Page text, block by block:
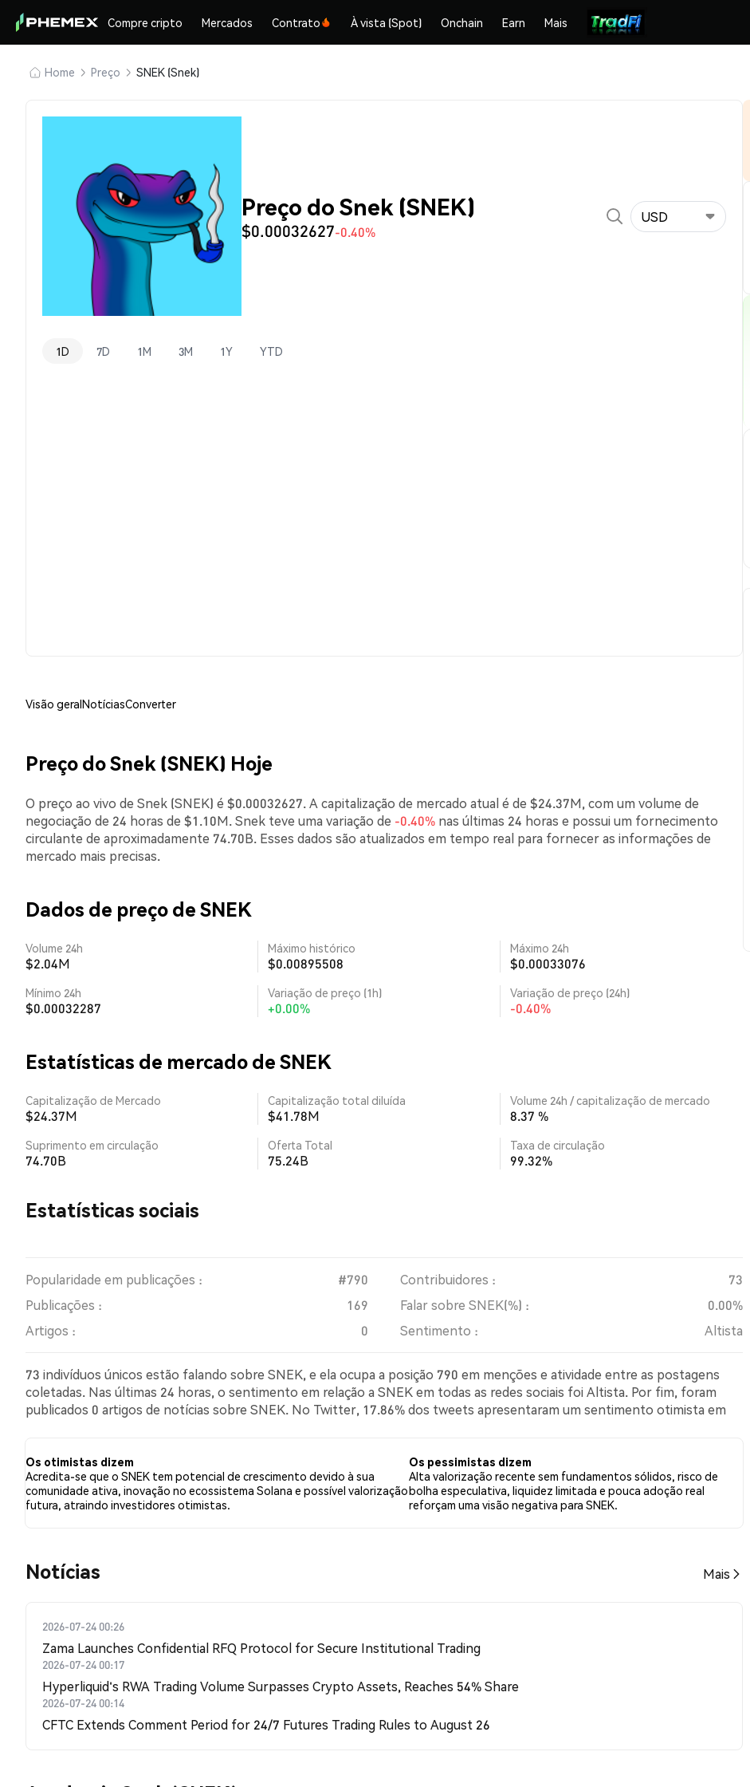
Compre cripto Mercados Contrato À vista (Spot) Onchain Earn Mais
Home Preço SNEK (Snek)
Preço do Snek (SNEK)
$0.00032627-0.40%
USD
1D 7D 1M 3M 1Y YTD
Visão geralNotíciasConverter
Preço do Snek (SNEK) Hoje
O preço ao vivo de Snek (SNEK) é $0.00032627. A capitalização de mercado atual é de $24.37M, com um volume de
negociação de 24 horas de $1.10M. Snek teve uma variação de -0.40% nas últimas 24 horas e possui um fornecimento
circulante de aproximadamente 74.70B. Esses dados são atualizados em tempo real para fornecer as informações de
mercado mais precisas.
Dados de preço de SNEK
Volume 24h
$2.04M
Máximo histórico
$0.00895508
Máximo 24h
$0.00033076
Mínimo 24h
$0.00032287
Variação de preço (1h)
+0.00%
Variação de preço (24h)
-0.40%
Estatísticas de mercado de SNEK
Capitalização de Mercado
$24.37M
Capitalização total diluída
$41.78M
Volume 24h / capitalização de mercado
8.37 %
Suprimento em circulação
74.70B
Oferta Total
75.24B
Taxa de circulação
99.32%
Estatísticas sociais
Popularidade em publicações : #790 Contribuidores :
73
Publicações :
169 Falar sobre SNEK(%) :
0.00%
Artigos :
0 Sentimento : Altista
73 indivíduos únicos estão falando sobre SNEK, e ela ocupa a posição 790 em menções e atividade entre as postagens
coletadas. Nas últimas 24 horas, o sentimento em relação a SNEK em todas as redes sociais foi Altista. Por fim, foram
publicados 0 artigos de notícias sobre SNEK. No Twitter, 17.86% dos tweets apresentaram um sentimento otimista em
Os otimistas dizem
Acredita-se que o SNEK tem potencial de crescimento devido à sua
comunidade ativa, inovação no ecossistema Solana e possível valorização
futura, atraindo investidores otimistas.
Os pessimistas dizem
Alta valorização recente sem fundamentos sólidos, risco de
bolha especulativa, liquidez limitada e pouca adoção real
reforçam uma visão negativa para SNEK.
​​Notícias​​ Mais
2026-07-24 00:26
Zama Launches Confidential RFQ Protocol for Secure Institutional Trading
2026-07-24 00:17
Hyperliquid's RWA Trading Volume Surpasses Crypto Assets, Reaches 54% Share
2026-07-24 00:14
CFTC Extends Comment Period for 24/7 Futures Trading Rules to August 26